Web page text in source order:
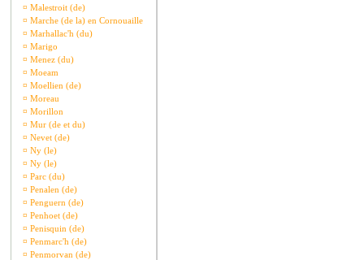
¤ Malestroit (de)
¤ Marche (de la) en Cornouaille
¤ Marhallac'h (du)
¤ Marigo
¤ Menez (du)
¤ Moeam
¤ Moellien (de)
¤ Moreau
¤ Morillon
¤ Mur (de et du)
¤ Nevet (de)
¤ Ny (le)
¤ Ny (le)
¤ Parc (du)
¤ Penalen (de)
¤ Penguern (de)
¤ Penhoet (de)
¤ Penisquin (de)
¤ Penmarc'h (de)
¤ Penmorvan (de)